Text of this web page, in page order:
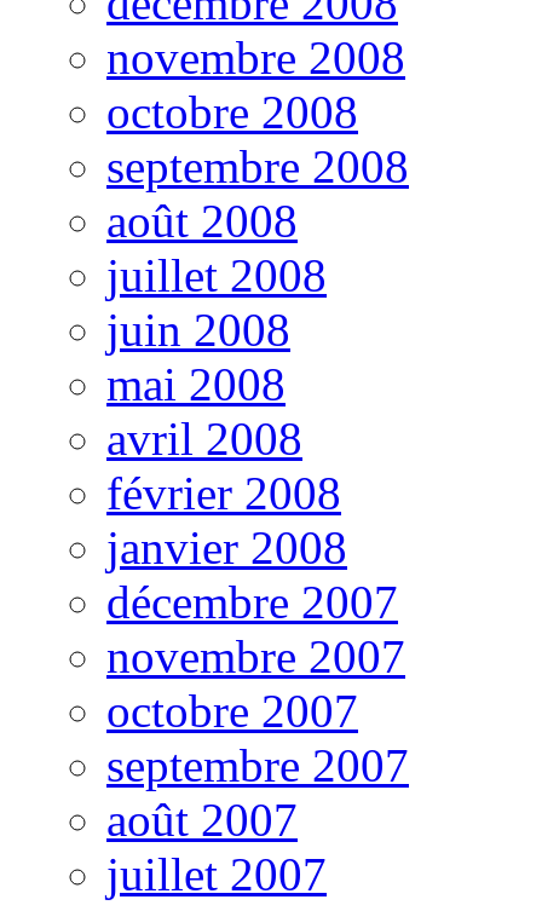
novembre 2008
octobre 2008
septembre 2008
août 2008
juillet 2008
juin 2008
mai 2008
avril 2008
février 2008
janvier 2008
décembre 2007
novembre 2007
octobre 2007
septembre 2007
août 2007
juillet 2007